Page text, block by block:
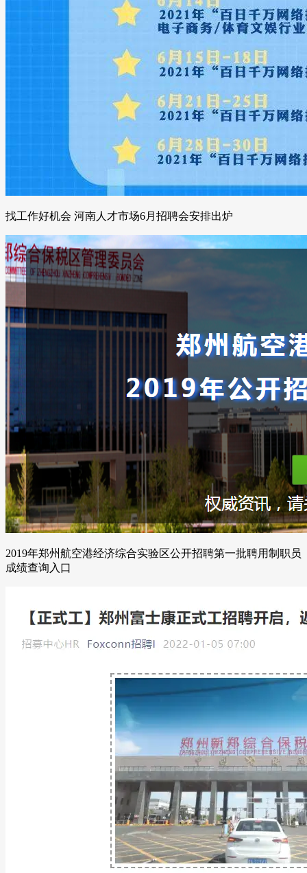
找工作好机会 河南人才市场6月招聘会安排出炉
2019年郑州航空港经济综合实验区公开招聘第一批聘用制职员
成绩查询入口